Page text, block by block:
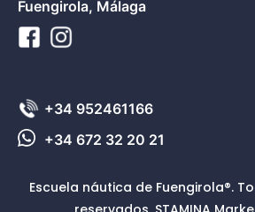
Fuengirola, Málaga
+34 952461166
+34 672 32 20 21
Escuela náutica de Fuengirola®.